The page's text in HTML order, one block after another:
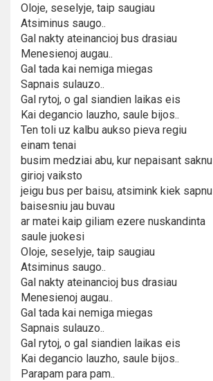
Oloje, seselyje, taip saugiau
Atsiminus saugo..
Gal nakty ateinancioj bus drasiau
Menesienoj augau..
Gal tada kai nemiga miegas
Sapnais sulauzo..
Gal rytoj, o gal siandien laikas eis
Kai degancio lauzho, saule bijos..
Ten toli uz kalbu aukso pieva regiu
einam tenai
busim medziai abu, kur nepaisant saknu
girioj vaiksto
jeigu bus per baisu, atsimink kiek sapnu
baisesniu jau buvau
ar matei kaip giliam ezere nuskandinta
saule juokesi
Oloje, seselyje, taip saugiau
Atsiminus saugo..
Gal nakty ateinancioj bus drasiau
Menesienoj augau..
Gal tada kai nemiga miegas
Sapnais sulauzo..
Gal rytoj, o gal siandien laikas eis
Kai degancio lauzho, saule bijos..
Parapam para pam..